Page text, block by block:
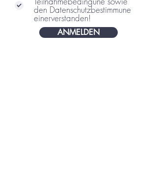
den Datenschutzbestimmune
einerverstanden!
ANMELDEN